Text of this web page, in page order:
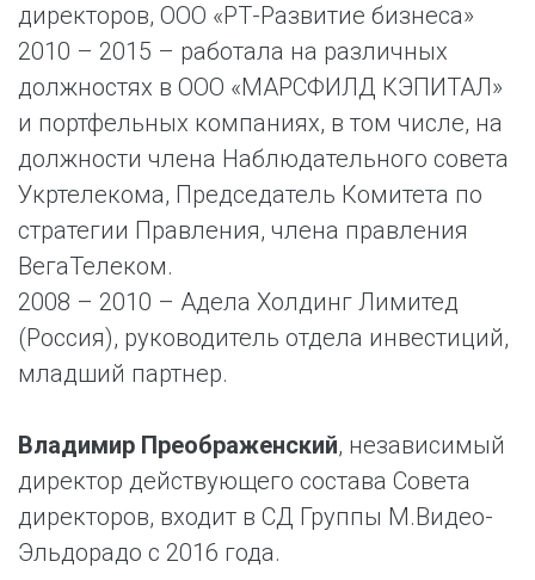
директоров, ООО «РТ-Развитие бизнеса»
2010 – 2015 – работала на различных
должностях в ООО «МАРСФИЛД КЭПИТАЛ»
и портфельных компаниях, в том числе, на
должности члена Наблюдательного совета
Укртелекома, Председатель Комитета по
стратегии Правления, члена правления
ВегаТелеком.
2008 – 2010 – Адела Холдинг Лимитед
(Россия), руководитель отдела инвестиций,
младший партнер.
Владимир Преображенский, независимый
директор действующего состава Совета
директоров, входит в СД Группы М.Видео-
Эльдорадо с 2016 года.